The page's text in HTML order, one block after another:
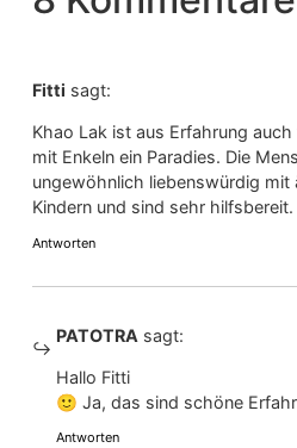
Fitti sagt:
Khao Lak ist aus Erfahrung
mit Enkeln ein Paradies. Die
ungewöhnlich liebenswürdig mit
Kindern und sind sehr hilfsbereit.
Antworten
PATOTRA sagt:
Hallo Fitti
🙂 Ja, das sind schöne
Antworten